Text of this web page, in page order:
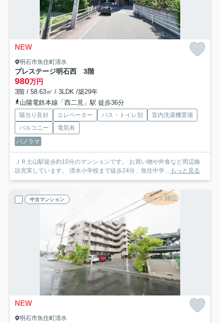
NEW
明石市魚住町清水
プレステージ明石西 3階
980万円
3階 / 58.63㎡ / 3LDK /築29年
山陽電鉄本線「西二見」駅 徒歩36分
陽当り良好 エレベーター バス・トイレ別
室内洗濯機置場
バルコニー
電気有
パノラマ
ＪＲ土山駅徒歩約10分のマンションです。 お買い物や外食など周辺施
設充実しています。 清水小学校まで徒歩24分、魚住中学... もっと見る
中古マンション
NEW
明石市魚住町清水